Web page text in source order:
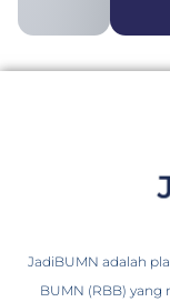
JadiBUMN adalah
BUMN (RBB)